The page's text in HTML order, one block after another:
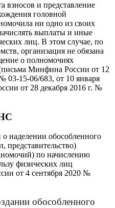
взносов и представление
головной
ни одно из своих
выплаты и иные
лиц. В этом случае, по
организация не обязана
о полномочиях
Минфина России от 12
03-15-06/683, от 10 января
от 28 декабря 2016 г. №
наделении обособленного
представительство)
по начислению
физических лиц
от 4 сентября 2020 №
обособленного